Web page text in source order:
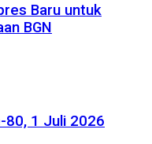
Baru untuk
BGN
80, 1 Juli 2026